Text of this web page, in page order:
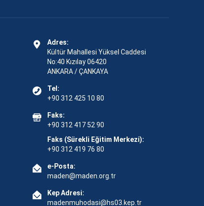
Adres:
Kültür Mahallesi Yüksel Caddesi
No:40 Kızılay 06420
ANKARA / ÇANKAYA
Tel:
+90 312 425 10 80
Faks:
+90 312 417 52 90
Faks (Sürekli Eğitim Merkezi):
+90 312 419 76 80
e-Posta:
maden@maden.org.tr
Kep Adresi:
madenmuhodasi@hs03.kep.tr